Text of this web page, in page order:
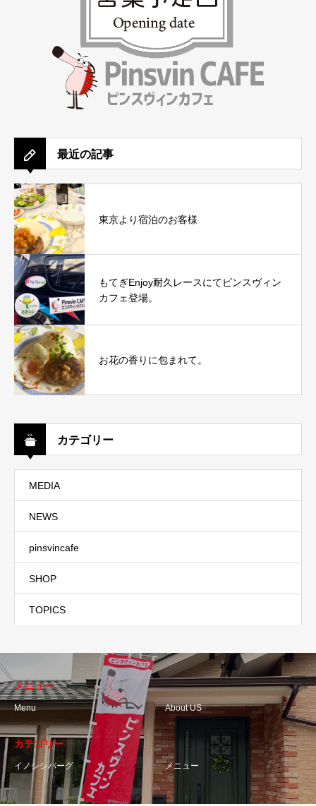
最近の記事
東京より宿泊のお客様
もてぎEnjoy耐久レースにてピンスヴィン
カフェ登場。
お花の香りに包まれて。
カテゴリー
MEDIA
NEWS
pinsvincafe
SHOP
TOPICS
メニュー
Menu About US
カテゴリー
イノシシバーグ メニュー